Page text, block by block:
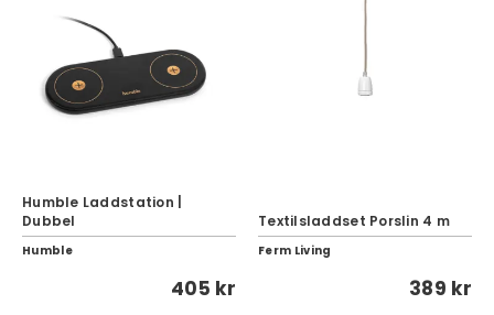
Humble Laddstation |
Dubbel
Humble
405 kr
Textilsladdset Porslin 4 m
Ferm Living
389 kr